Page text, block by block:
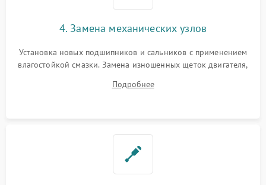
4. Замена механических узлов
Установка новых подшипников и сальников с применением
влагостойкой смазки. Замена изношенных щеток двигателя,
или поврежденной резиновой манжеты.
Подробнее